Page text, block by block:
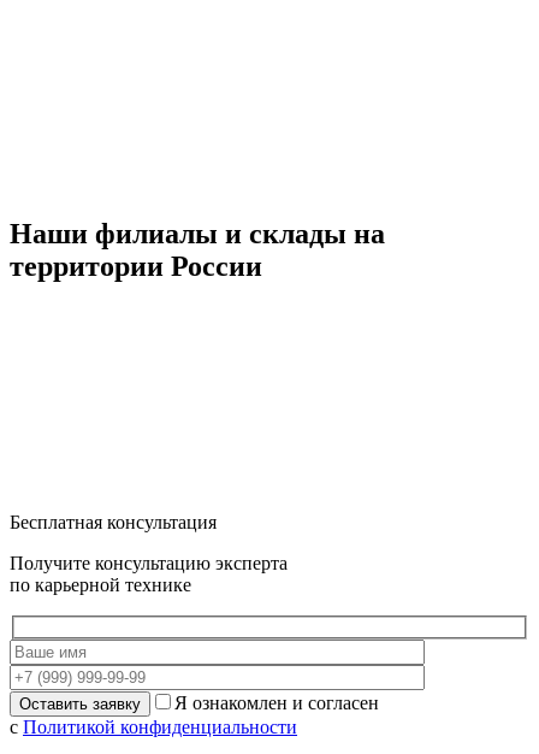
Наши филиалы и склады на
территории России
Бесплатная консультация
Получите консультацию эксперта
по карьерной технике
Я ознакомлен и согласен
с Политикой конфиденциальности